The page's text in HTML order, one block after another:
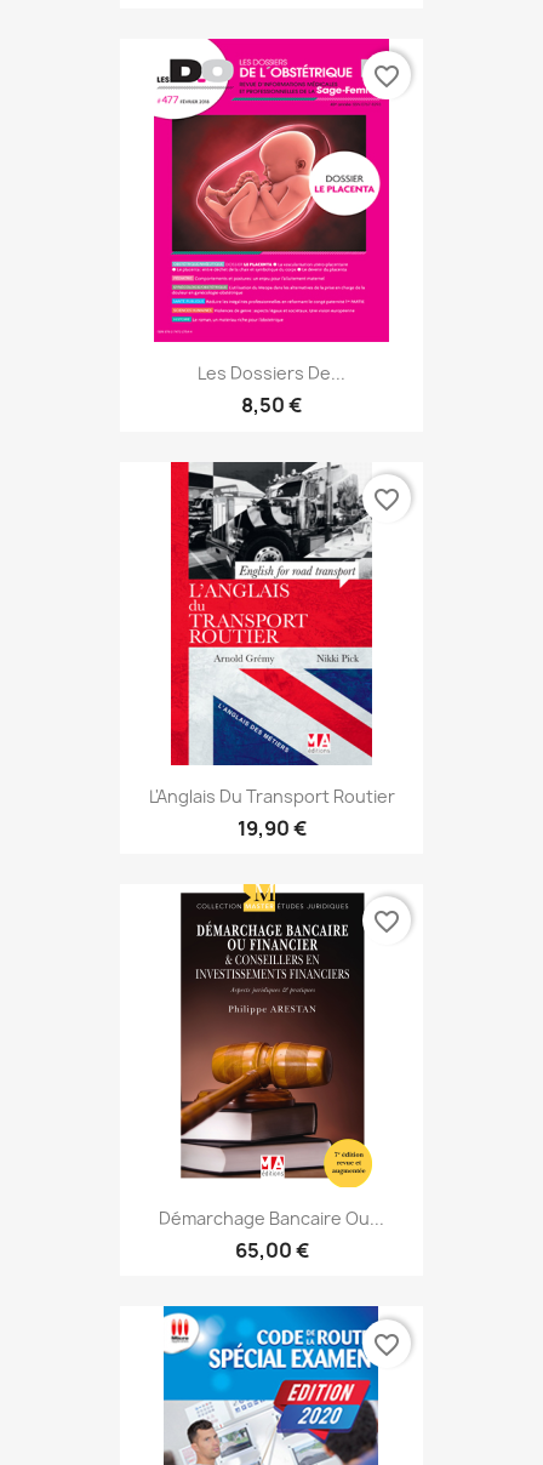
Les Dossiers De...
8,50 €
favorite_border
L'Anglais Du Transport Routier
19,90 €
favorite_border
Démarchage Bancaire Ou...
65,00 €
favorite_border
favorite_border